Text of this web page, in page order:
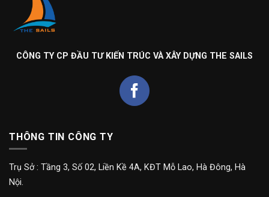
CÔNG TY CP ĐẦU TƯ KIẾN TRÚC VÀ XÂY DỰNG THE SAILS
THÔNG TIN CÔNG TY
Trụ Sở : Tầng 3, Số 02, Liền Kề 4A, KĐT Mỗ Lao, Hà Đông, Hà
Nội.